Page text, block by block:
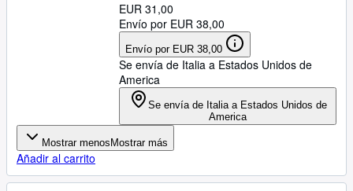
EUR 31,00
Envío por EUR 38,00
Envío por EUR 38,00
Se envía de Italia a Estados Unidos de
America
Se envía de Italia a Estados Unidos de
America
Mostrar menos Mostrar más
Añadir al carrito